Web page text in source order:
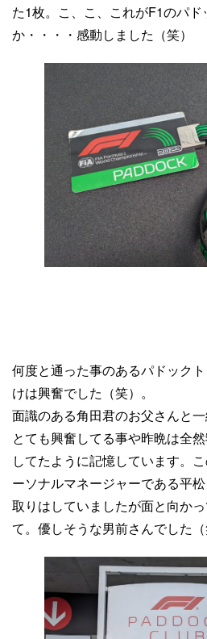
た1枚。こ、こ、これがF1のパ
か・・・・感動しました（笑）
何度と通った事のあるパドック
けは興奮でした（笑）。
面識のある角田君のお父さんと一
とても興奮してる事や昨晩は全
してたように記憶しています。
ーソナルマネージャーである平
取りはしていましたが面と向か
て。優しそうな男前さんでした（